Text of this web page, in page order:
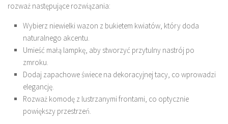
rozważ następujące rozwiązania:
Wybierz niewielki wazon z bukietem kwiatów, który doda
naturalnego akcentu.
Umieść małą lampkę, aby stworzyć przytulny nastrój po
zmroku.
Dodaj zapachowe świece na dekoracyjnej tacy, co wprowadzi
elegancję.
Rozważ komodę z lustrzanymi frontami, co optycznie
powiększy przestrzeń.